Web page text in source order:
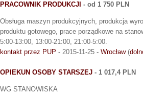
PRACOWNIK PRODUKCJI - od 1 750 PLN
Obsługa maszyn produkcyjnych, produkcja
produktu gotowego, prace porządkowe na
5:00-13:00, 13:00-21:00, 21:00-5:00.
kontakt przez PUP - 2015-11-25 - Wrocław(
OPIEKUN OSOBY STARSZEJ - 1 017,4 PLN
WG STANOWISKA